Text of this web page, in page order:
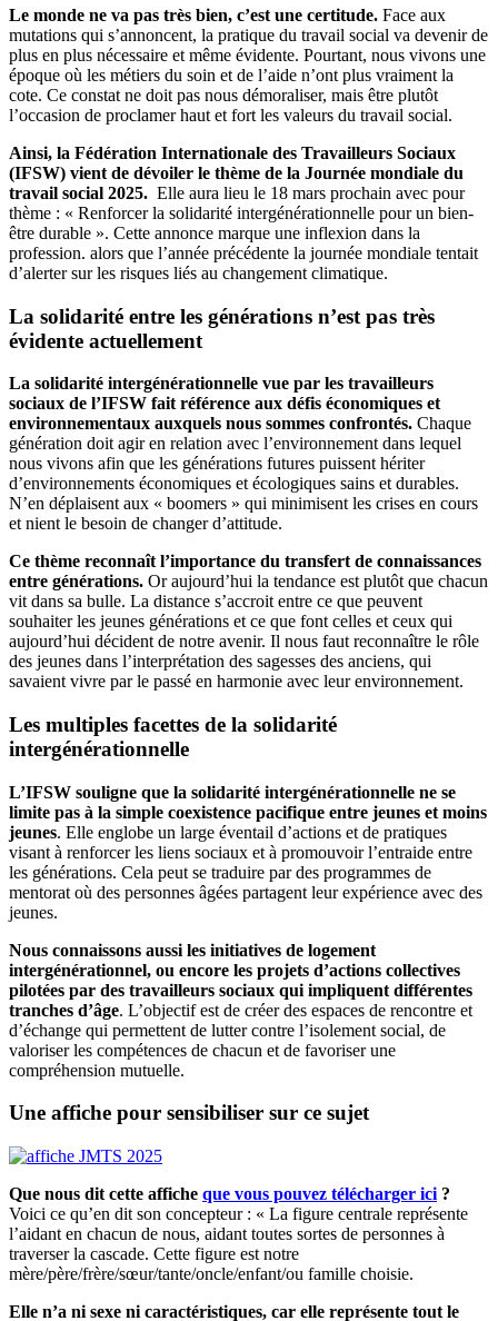
Le monde ne va pas très bien, c’est une certitude. Face aux
mutations qui s’annoncent, la pratique du travail social va devenir de
plus en plus nécessaire et même évidente. Pourtant, nous vivons une
époque où les métiers du soin et de l’aide n’ont plus vraiment la
cote. Ce constat ne doit pas nous démoraliser, mais être plutôt
l’occasion de proclamer haut et fort les valeurs du travail social.
Ainsi, la Fédération Internationale des Travailleurs Sociaux
(IFSW) vient de dévoiler le thème de la Journée mondiale du
travail social 2025. Elle aura lieu le 18 mars prochain avec pour
thème : « Renforcer la solidarité intergénérationnelle pour un bien-
être durable ». Cette annonce marque une inflexion dans la
profession. alors que l’année précédente la journée mondiale tentait
d’alerter sur les risques liés au changement climatique.
La solidarité entre les générations n’est pas très
évidente actuellement
La solidarité intergénérationnelle vue par les travailleurs
sociaux de l’IFSW fait référence aux défis économiques et
environnementaux auxquels nous sommes confrontés. Chaque
génération doit agir en relation avec l’environnement dans lequel
nous vivons afin que les générations futures puissent hériter
d’environnements économiques et écologiques sains et durables.
N’en déplaisent aux « boomers » qui minimisent les crises en cours
et nient le besoin de changer d’attitude.
Ce thème reconnaît l’importance du transfert de connaissances
entre générations. Or aujourd’hui la tendance est plutôt que chacun
vit dans sa bulle. La distance s’accroit entre ce que peuvent
souhaiter les jeunes générations et ce que font celles et ceux qui
aujourd’hui décident de notre avenir. Il nous faut reconnaître le rôle
des jeunes dans l’interprétation des sagesses des anciens, qui
savaient vivre par le passé en harmonie avec leur environnement.
Les multiples facettes de la solidarité
intergénérationnelle
L’IFSW souligne que la solidarité intergénérationnelle ne se
limite pas à la simple coexistence pacifique entre jeunes et moins
jeunes. Elle englobe un large éventail d’actions et de pratiques
visant à renforcer les liens sociaux et à promouvoir l’entraide entre
les générations. Cela peut se traduire par des programmes de
mentorat où des personnes âgées partagent leur expérience avec des
jeunes.
Nous connaissons aussi les initiatives de logement
intergénérationnel, ou encore les projets d’actions collectives
pilotées par des travailleurs sociaux qui impliquent différentes
tranches d’âge. L’objectif est de créer des espaces de rencontre et
d’échange qui permettent de lutter contre l’isolement social, de
valoriser les compétences de chacun et de favoriser une
compréhension mutuelle.
Une affiche pour sensibiliser sur ce sujet
Que nous dit cette affiche que vous pouvez télécharger ici ?
Voici ce qu’en dit son concepteur : « La figure centrale représente
l’aidant en chacun de nous, aidant toutes sortes de personnes à
traverser la cascade. Cette figure est notre
mère/père/frère/sœur/tante/oncle/enfant/ou famille choisie.
Elle n’a ni sexe ni caractéristiques, car elle représente tout le